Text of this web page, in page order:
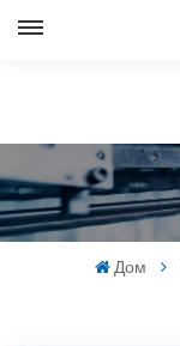
Русский
Español
Дом